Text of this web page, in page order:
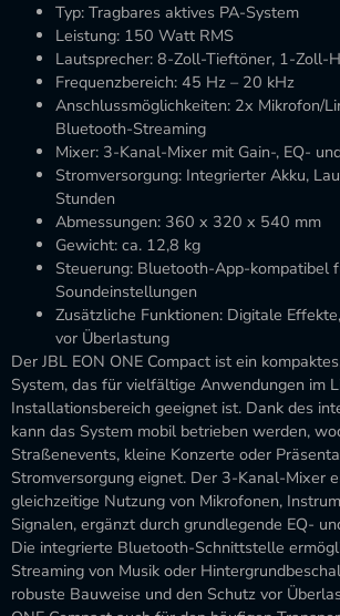
Typ: Tragbares aktives PA-System
Leistung: 150 Watt RMS
Lautsprecher: 8-Zoll-Tieftöner, 1-Zoll-
Frequenzbereich: 45 Hz – 20 kHz
Anschlussmöglichkeiten: 2x Mikrofon/
Bluetooth-Streaming
Mixer: 3-Kanal-Mixer mit Gain-, EQ-
Stromversorgung: Integrierter Akku,
Stunden
Abmessungen: 360 x 320 x 540 mm
Gewicht: ca. 12,8 kg
Steuerung: Bluetooth-App-kompatibel
Soundeinstellungen
Zusätzliche Funktionen: Digitale
vor Überlastung
Der JBL EON ONE Compact ist ein
System, das für vielfältige Anwendungen im
Installationsbereich geeignet ist. Dank des
kann das System mobil betrieben werden,
Straßenevents, kleine Konzerte oder
Stromversorgung eignet. Der 3-Kanal-Mixer
gleichzeitige Nutzung von Mikrofonen,
Signalen, ergänzt durch grundlegende EQ-
Die integrierte Bluetooth-Schnittstelle
Streaming von Musik oder
robuste Bauweise und den Schutz vor